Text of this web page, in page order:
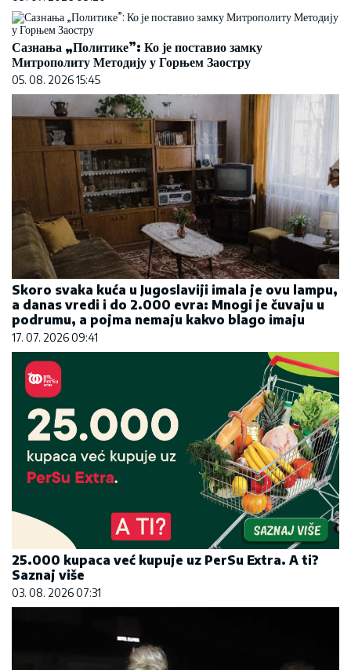
Сазнања „Политике”: Ко је поставио замку
Митрополиту Методију у Горњем Заостру
05. 08. 2026 15:45
Skoro svaka kuća u Jugoslaviji imala je ovu lampu,
a danas vredi i do 2.000 evra: Mnogi je čuvaju u
podrumu, a pojma nemaju kakvo blago imaju
17. 07. 2026 09:41
25.000 kupaca već kupuje uz PerSu Extra. A ti?
Saznaj više
03. 08. 2026 07:31